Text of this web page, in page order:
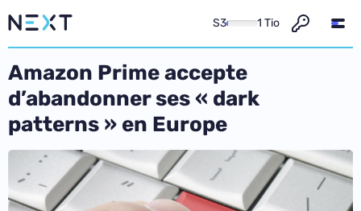
S3 1 Tio
Amazon Prime accepte
d’abandonner ses « dark
patterns » en Europe